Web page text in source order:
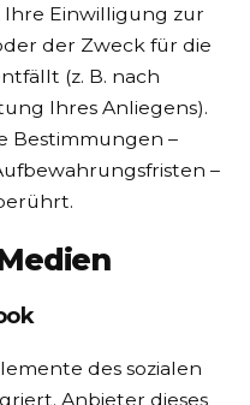
Einwilligung zur
der Zweck für die
(z. B. nach
Ihres Anliegens).
Bestimmungen –
–
des sozialen
Anbieter dieses